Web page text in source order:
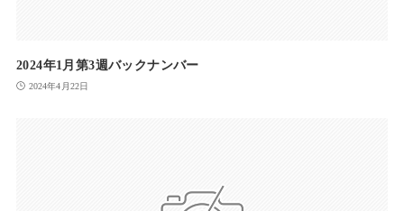
2024年1月第3週バックナンバー
2024年4月22日